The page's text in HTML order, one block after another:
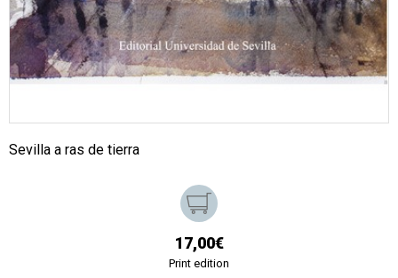
Sevilla a ras de tierra
17,00€
Print edition